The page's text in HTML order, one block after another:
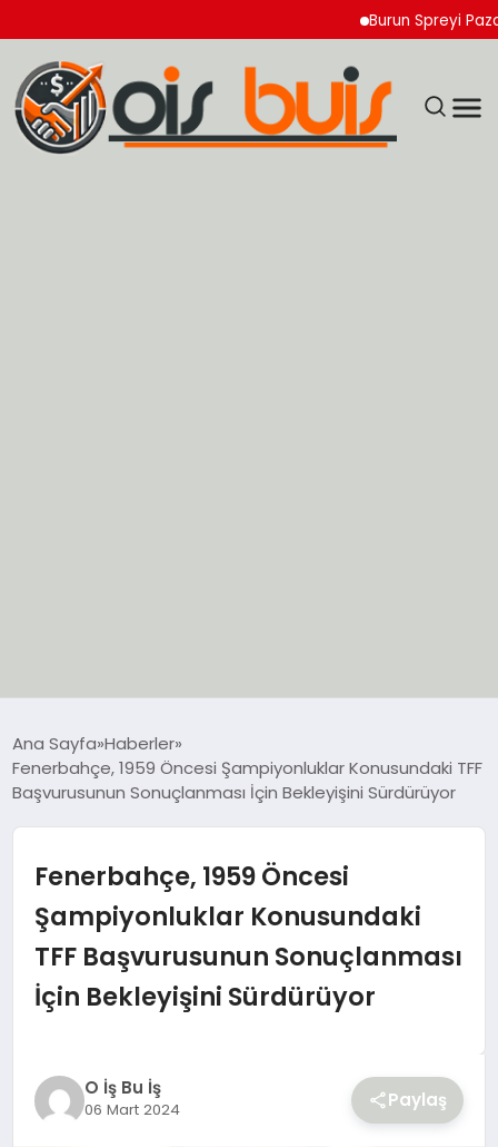
Burun Spreyi
EKONOMİ
SPOR
YAŞAM
Ana Sayfa Haberler
Fenerbahçe, 1959 Öncesi Şampiyonluklar Konusundaki TFF
Başvurusunun Sonuçlanması İçin Bekleyişini Sürdürüyor
Fenerbahçe, 1959 Öncesi
Şampiyonluklar Konusundaki
TFF Başvurusunun Sonuçlanması
İçin Bekleyişini Sürdürüyor
O İş Bu İş
06 Mart 2024 Paylaş